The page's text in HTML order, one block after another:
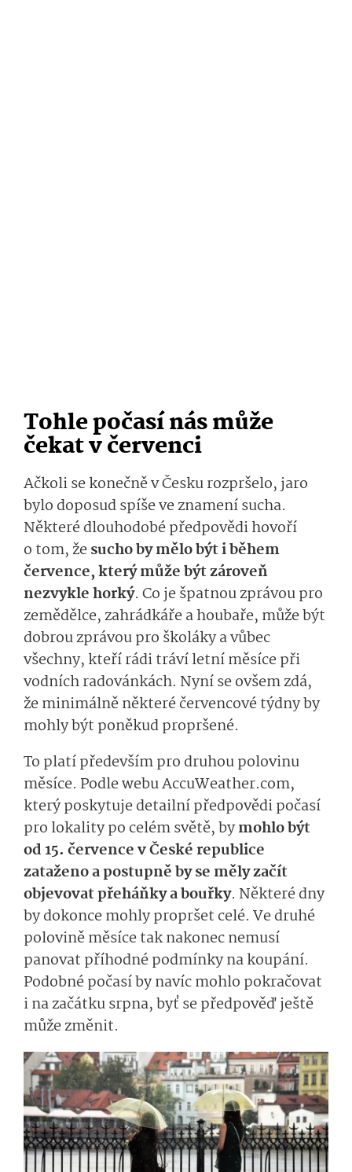
Tohle počasí nás může
čekat v červenci
Ačkoli se konečně v Česku rozpršelo, jaro
bylo doposud spíše ve znamení sucha.
Některé dlouhodobé předpovědi hovoří
o tom, žesucho by mělo být i během
července, který může být zároveň
nezvykle horký. Co je špatnou zprávou pro
zemědělce, zahrádkáře a houbaře, může být
dobrou zprávou pro školáky a vůbec
všechny, kteří rádi tráví letní měsíce při
vodních radovánkách. Nyní se ovšem zdá,
že minimálně některé červencové týdny by
mohly být poněkud propršené.
To platí především pro druhou polovinu
měsíce. Podle webu AccuWeather.com,
který poskytuje detailní předpovědi počasí
pro lokality po celém světě, bymohlo být
od 15. července v České republice
zataženo a postupně by se měly začít
objevovat přeháňky a bouřky. Některé dny
by dokonce mohly propršet celé. Ve druhé
polovině měsíce tak nakonec nemusí
panovat příhodné podmínky na koupání.
Podobné počasí by navíc mohlo pokračovat
i na začátku srpna, byť se předpověď ještě
může změnit.